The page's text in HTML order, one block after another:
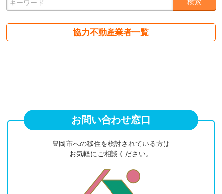
協力不動産業者一覧
お問い合わせ窓口
豊岡市への移住を検討されている方は
お気軽にご相談ください。